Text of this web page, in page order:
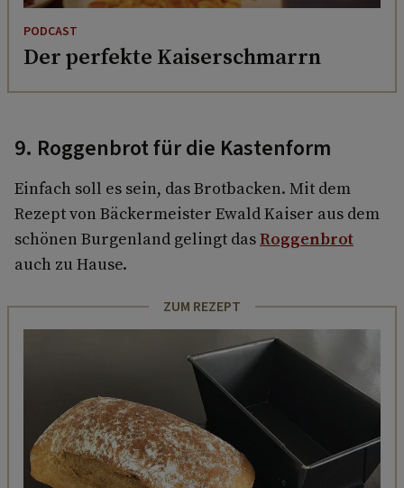
PODCAST
Der perfekte Kaiserschmarrn
9. Roggenbrot für die Kastenform
Einfach soll es sein, das Brotbacken. Mit dem
Rezept von Bäckermeister Ewald Kaiser aus dem
schönen Burgenland gelingt dasRoggenbrot
auch zu Hause.
ZUM REZEPT